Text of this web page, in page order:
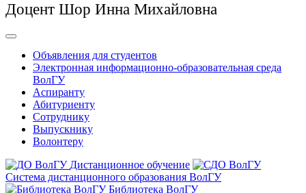
Доцент Шор Инна Михайловна
Объявления для студентов
Электронная информационно-образовательная среда
ВолГУ
Аспиранту
Абитуриенту
Сотруднику
Выпускнику
Волонтеру
Дистанционное обучение
Система дистанционного образования ВолГУ
Библиотека ВолГУ